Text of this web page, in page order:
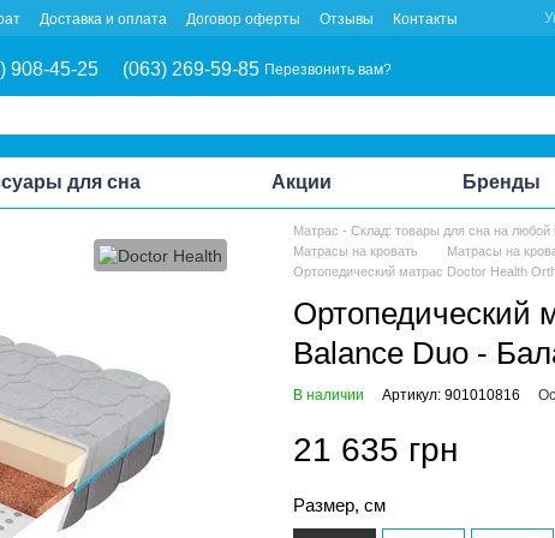
Доставка и оплата Договор оферты Отзывы Контакты
908-45-25 (063) 269-59-85 Перезвонить вам?
для сна Акции Бренды
Матрас - Склад: товары для сна на любой
Матрасы на кровать
Матрасы на
Ортопедический матрас Doctor Health
Ортопедический
Balance Duo -
В наличии Артикул: 901010816
21 635 грн
Размер, см